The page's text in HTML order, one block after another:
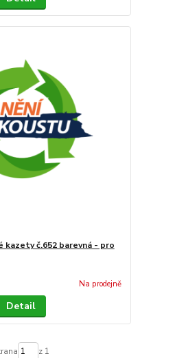
kazety č.652 barevná - pro
Na prodejně
Detail
z 1